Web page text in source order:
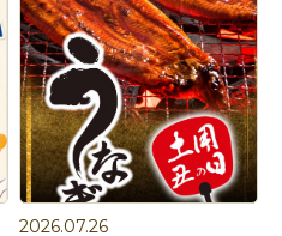
2026.07.26